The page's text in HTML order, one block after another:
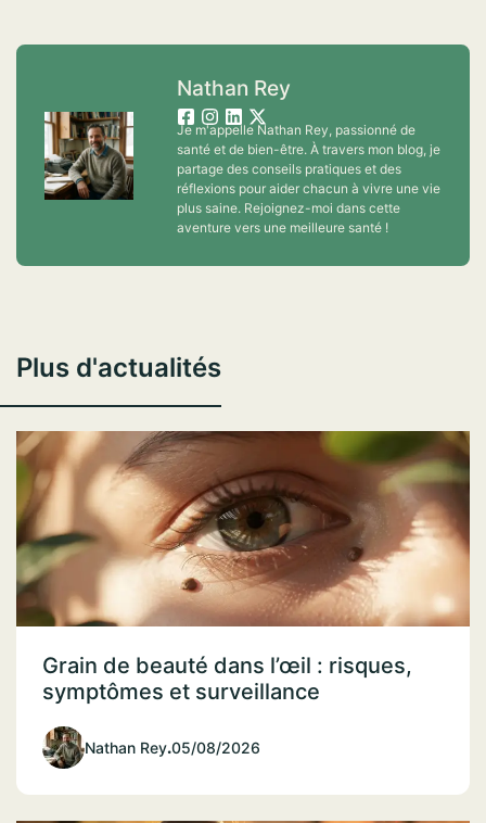
Nathan Rey
Je m'appelle Nathan Rey, passionné de
santé et de bien-être. À travers mon blog, je
partage des conseils pratiques et des
réflexions pour aider chacun à vivre une vie
plus saine. Rejoignez-moi dans cette
aventure vers une meilleure santé !
Plus d'actualités
Grain de beauté dans l’œil : risques,
symptômes et surveillance
Nathan Rey.05/08/2026